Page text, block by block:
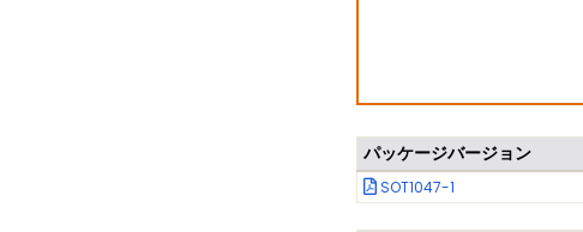
パッケージバージョン
SOT1047-1